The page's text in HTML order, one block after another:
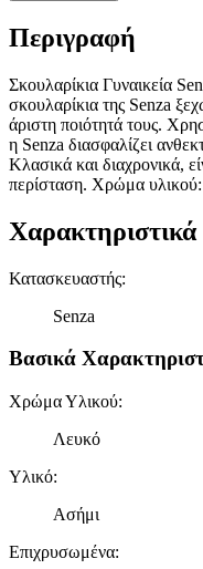
Περιγραφή
Σκουλαρίκια Γυναικεία
σκουλαρίκια της Senza
άριστη ποιότητά τους.
η Senza διασφαλίζει
Κλασικά και διαχρονικά,
περίσταση. Χρώμα
Χαρακτηριστικά
Κατασκευαστής:
Senza
Βασικά
Χρώμα Υλικού:
Λευκό
Υλικό:
Ασήμι
Επιχρυσωμένα: